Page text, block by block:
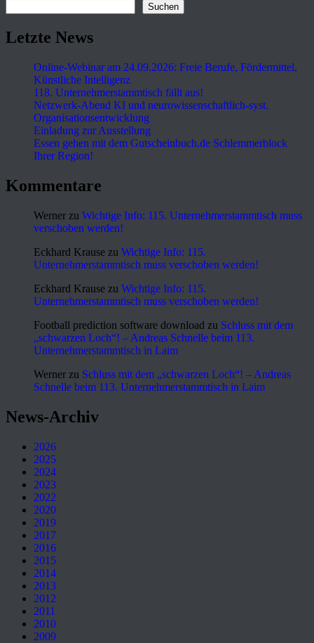
Suchen
Letzte News
Online-Webinar am 24.09.2026: Freie Berufe, Fördermittel,
Künstliche Intelligenz
118. Unternehmerstammtisch fällt aus!
Netzwerk-Abend KI und neurowissenschaftlich-syst.
Organisationsentwicklung
Einladung zur Ausstellung
Essen gehen mit dem Gutscheinbuch.de Schlemmerblock
Ihrer Region!
Kommentare
Werner zu Wichtige Info: 115. Unternehmerstammtisch muss
verschoben werden!
Eckhard Krause zu Wichtige Info: 115.
Unternehmerstammtisch muss verschoben werden!
Eckhard Krause zu Wichtige Info: 115.
Unternehmerstammtisch muss verschoben werden!
Football prediction software download zu Schluss mit dem
„schwarzen Loch“! – Andreas Schnelle beim 113.
Unternehmerstammtisch in Laim
Werner zu Schluss mit dem „schwarzen Loch“! – Andreas
Schnelle beim 113. Unternehmerstammtisch in Laim
News-Archiv
2026
2025
2024
2023
2022
2020
2019
2017
2016
2015
2014
2013
2012
2011
2010
2009